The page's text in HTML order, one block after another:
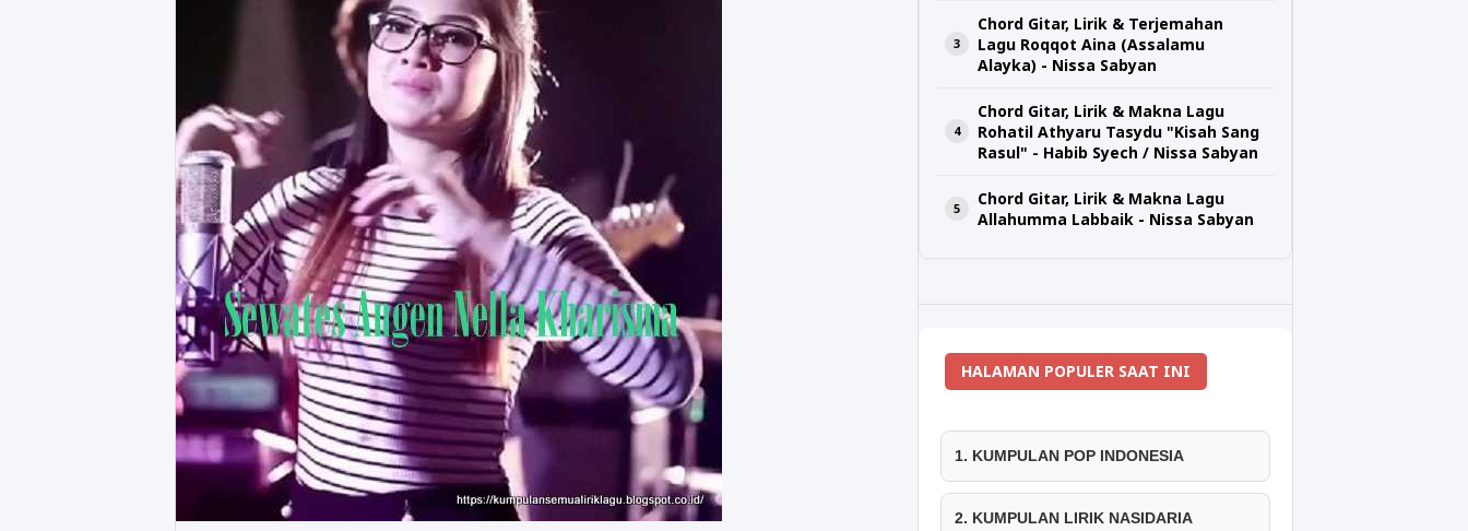
Chord Gitar, Lirik & Terjemahan
Lagu Roqqot Aina (Assalamu
Alayka) - Nissa Sabyan
Chord Gitar, Lirik & Makna Lagu
Rohatil Athyaru Tasydu "Kisah Sang
Rasul" - Habib Syech / Nissa Sabyan
Chord Gitar, Lirik & Makna Lagu
Allahumma Labbaik - Nissa Sabyan
HALAMAN POPULER SAAT INI
1. KUMPULAN POP INDONESIA
2. KUMPULAN LIRIK NASIDARIA